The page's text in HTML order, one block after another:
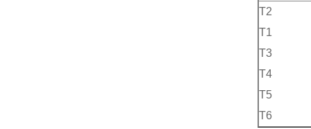
T2
T1
T3
T4
T5
T6